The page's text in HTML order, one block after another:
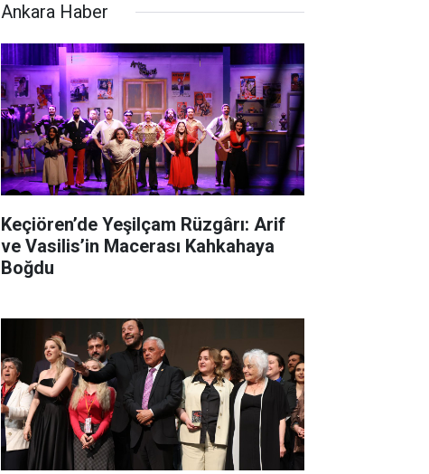
Ankara Haber
Keçiören’de Yeşilçam Rüzgârı: Arif
ve Vasilis’in Macerası Kahkahaya
Boğdu